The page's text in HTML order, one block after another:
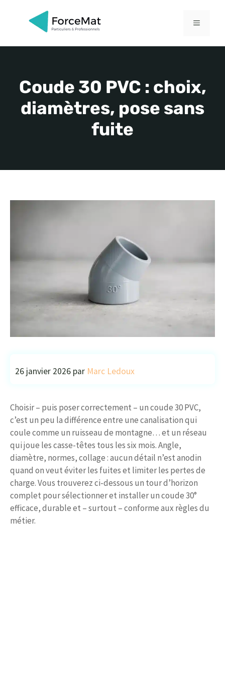
MENU
Coude 30 PVC : choix,
diamètres, pose sans
fuite
26 janvier 2026 par Marc Ledoux
Choisir – puis poser correctement – un coude 30 PVC,
c’est un peu la différence entre une canalisation qui
coule comme un ruisseau de montagne… et un réseau
qui joue les casse-têtes tous les six mois. Angle,
diamètre, normes, collage : aucun détail n’est anodin
quand on veut éviter les fuites et limiter les pertes de
charge. Vous trouverez ci-dessous un tour d’horizon
complet pour sélectionner et installer un coude 30°
efficace, durable et – surtout – conforme aux règles du
métier.